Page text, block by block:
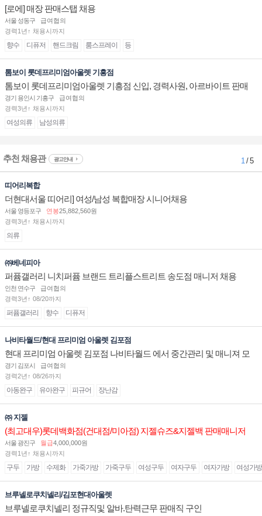
[로에] 매장 판매스탭 채용
서울 성동구
급여협의
경력1년↑ 채용시까지
향수 디퓨저 핸드크림 룸스프레이 등
톰보이 롯데프리미엄아울렛 기흥점
톰보이 롯데프리미엄아울렛 기흥점 신입, 경력사원, 아르바이트 판매
직 구인합니다.
경기 용인시 기흥구
급여협의
경력3년↑ 채용시까지
여성의류 남성의류
추천 채용관 광고안내 1/ 5
띠어리복합
더현대서울 띠어리] 여성/남성 복합매장 시니어채용
서울 영등포구 연봉25,882,560원
경력3년↑ 채용시까지
의류
㈜베네피아
퍼퓸갤러리 니치퍼퓸 브랜드 트리플스트리트 송도점 매니저 채용
인천 연수구
급여협의
경력3년↑ 08/20까지
퍼퓸갤러리 향수 디퓨저
나비타월드/현대 프리미엄 아울렛 김포점
현대 프리미엄 아울렛 김포점 나비타월드 에서 중간관리 및 매니져 모
십니다.
경기 김포시
급여협의
경력2년↑ 08/26까지
아동완구 유아완구 피규어 장난감
㈜ 지젤
(최고대우)롯데백화점(건대점/미아점) 지젤슈즈&지젤백 판매매니저
(직원) 구인합니다
서울 광진구 월급4,000,000원
경력1년↑ 채용시까지
구두 가방 수제화 가죽가방 가죽구두 여성구두 여자구두 여자가방 여성가방
브루넬로쿠치넬리/김포현대아울렛
브루넬로쿠치넬리 정규직및 알바.탄력근무 판매직 구인